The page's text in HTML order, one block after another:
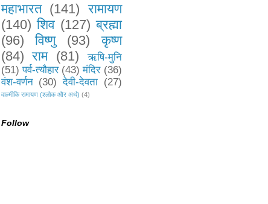
महाभारत (141) रामायण
(140) शिव (127) ब्रह्मा
(96)
विष्णु (93)
कृष्ण
(84) राम (81)
ऋषि-मुनि
(51) पर्व-त्यौहार (43) मंदिर (36)
वंश-वर्णन (30) देवी-देवता (27)
वाल्मीकि रामायण (श्लोक और अर्थ) (4)
Follow